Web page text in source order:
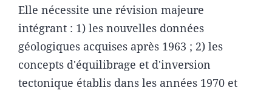
Elle nécessite une révision majeure
intégrant : 1) les nouvelles données
géologiques acquises après 1963 ; 2) les
concepts d'équilibrage et d'inversion
tectonique établis dans les années 1970 et